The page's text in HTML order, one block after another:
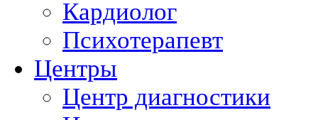
Кардиолог
Психотерапевт
Центры
Центр диагностики